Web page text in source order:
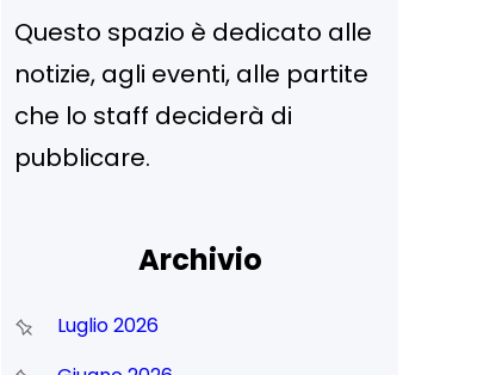
Questo spazio è dedicato alle
notizie, agli eventi, alle partite
che lo staff deciderà di
pubblicare.
Archivio
Luglio 2026